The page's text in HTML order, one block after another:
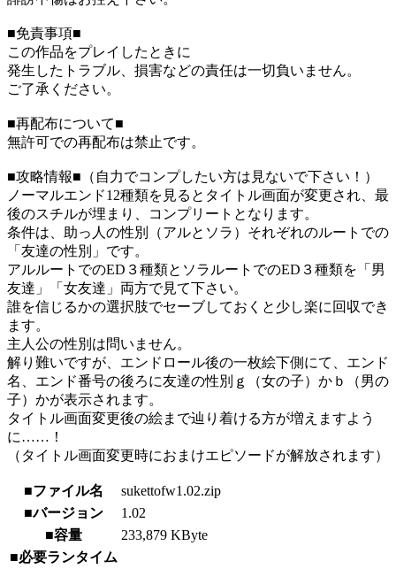
■免責事項■
この作品をプレイしたときに
発生したトラブル、損害などの責任は一切負いません。
ご了承ください。
■再配布について■
無許可での再配布は禁止です。
■攻略情報■（自力でコンプしたい方は見ないで下さい！）
ノーマルエンド12種類を見るとタイトル画面が変更され、最
後のスチルが埋まり、コンプリートとなります。
条件は、助っ人の性別（アルとソラ）それぞれのルートでの
「友達の性別」です。
アルルートでのED３種類とソラルートでのED３種類を「男
友達」「女友達」両方で見て下さい。
誰を信じるかの選択肢でセーブしておくと少し楽に回収でき
ます。
主人公の性別は問いません。
解り難いですが、エンドロール後の一枚絵下側にて、エンド
名、エンド番号の後ろに友達の性別ｇ（女の子）かｂ（男の
子）かが表示されます。
タイトル画面変更後の絵まで辿り着ける方が増えますよう
に……！
（タイトル画面変更時におまけエピソードが解放されます）
■ファイル名
sukettofw1.02.zip
■バージョン
1.02
■容量
233,879 KByte
■必要ランタイム